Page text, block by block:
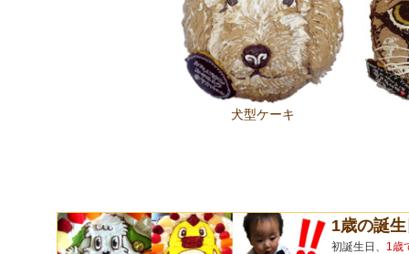
犬型ケーキ
1歳の誕
初誕生日、 1歳